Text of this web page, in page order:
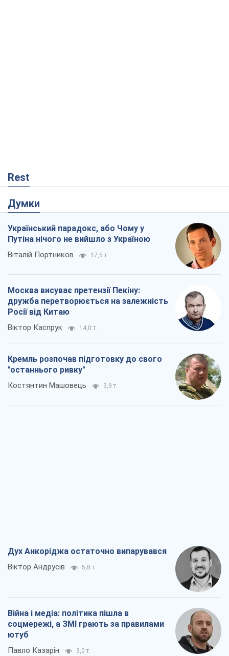
Rest
Думки
Український парадокс, або Чому у
Путіна нічого не вийшло з Україною
Віталій Портников 17,5 т.
Москва висуває претензії Пекіну:
дружба перетворюється на залежність
Росії від Китаю
Віктор Каспрук 14,0 т.
Кремль розпочав підготовку до свого
"останнього ривку"
Костянтин Машовець 3,9 т.
Дух Анкоріджа остаточно випарувався
Віктор Андрусів 5,8 т.
Війна і медіа: політика пішла в
соцмережі, а ЗМІ грають за правилами
ютуб
Павло Казарін 3,0 т.